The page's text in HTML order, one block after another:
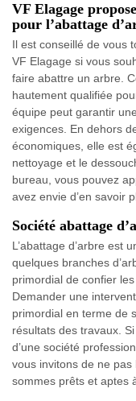
VF Elagage
pour l’abattage
Il est conseillé de vous
VF Elagage si vous
faire abattre un arbre.
hautement qualifiée
équipe peut garantir
exigences. En dehors
économiques, elle est
nettoyage et le
bureau, vous pouvez
avez envie d’en savoir
Société abattage
L’abattage d’arbre est
quelques branches
primordial de confier
Demander une
primordial en terme de
résultats des travaux.
d’une société
vous invitons de ne
sommes prêts et aptes